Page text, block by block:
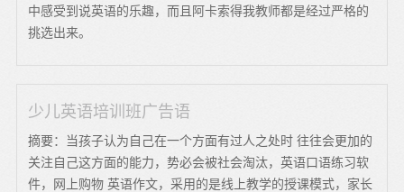
中感受到说英语的乐趣，而且阿卡索得我教师都是经过严格的
挑选出来。
少儿英语培训班广告语
摘要：当孩子认为自己在一个方面有过人之处时 往往会更加的
关注自己这方面的能力，势必会被社会淘汰，英语口语练习软
件，网上购物 英语作文，采用的是线上教学的授课模式，家长